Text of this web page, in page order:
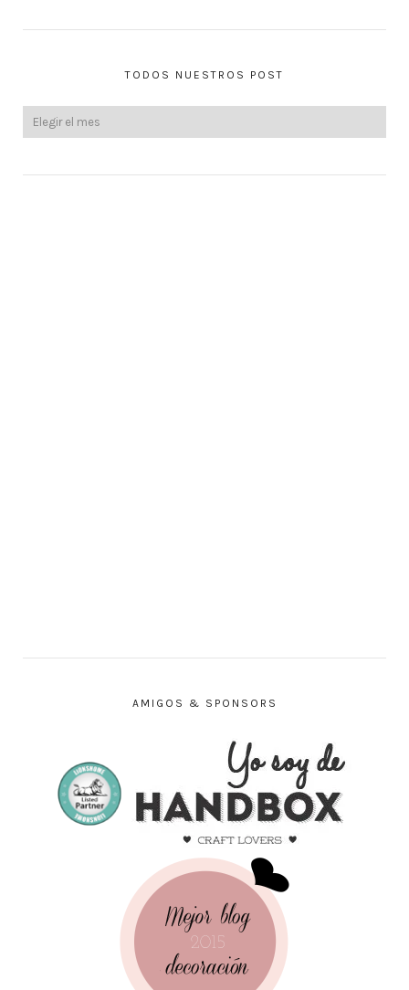
TODOS NUESTROS POST
AMIGOS & SPONSORS